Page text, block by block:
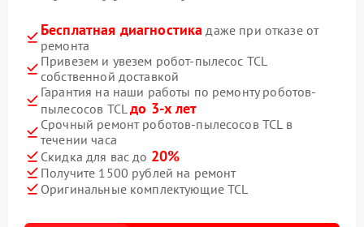
Бесплатная диагностика даже при отказе от
ремонта
Привезем и увезем робот-пылесос TCL
собственной доставкой
Гарантия на наши работы по ремонту роботов-
пылесосов TCLдо 3-х лет
Срочный ремонт роботов-пылесосов TCL в
течении часа
Скидка для вас до 20%
Получите 1500 рублей на ремонт
Оригинальные комплектующие TCL